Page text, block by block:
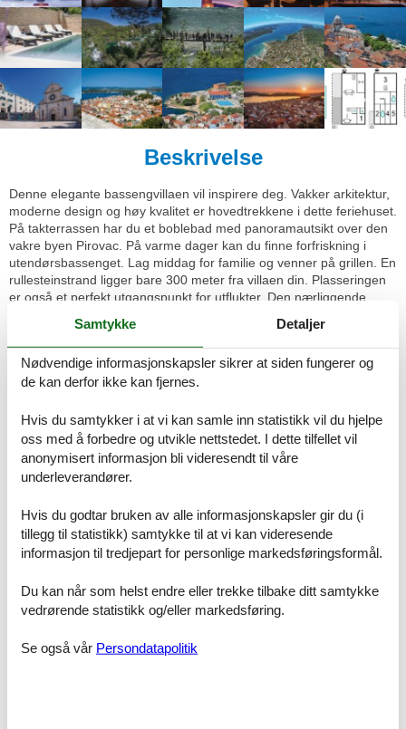
Beskrivelse
Denne elegante bassengvillaen vil inspirere deg. Vakker arkitektur,
moderne design og høy kvalitet er hovedtrekkene i dette feriehuset.
På takterrassen har du et boblebad med panoramautsikt over den
vakre byen Pirovac. På varme dager kan du finne forfriskning i
utendørsbassenget. Lag middag for familie og venner på grillen. En
rullesteinstrand ligger bare 300 meter fra villaen din. Plasseringen
er også et perfekt utgangspunkt for utflukter. Den nærliggende
skjærgården. Besøk byene Sibenik og Zadar og den nærliggende
livlige byen Vodice.
Romoppsett
Feriebolig
Dobbeltseng
Soverom, 2 personer
Dobbeltseng
Dobbeltseng
Soverom, 2 personer
Soverom, 2 personer
Baderom
Samtykke Detaljer
Nødvendige informasjonskapsler sikrer at siden fungerer og
de kan derfor ikke kan fjernes.
Hvis du samtykker i at vi kan samle inn statistikk vil du hjelpe
oss med å forbedre og utvikle nettstedet. I dette tilfellet vil
anonymisert informasjon bli videresendt til våre
underleverandører.
Hvis du godtar bruken av alle informasjonskapsler gir du (i
tillegg til statistikk) samtykke til at vi kan videresende
informasjon til tredjepart for personlige markedsføringsformål.
Du kan når som helst endre eller trekke tilbake ditt samtykke
vedrørende statistikk og/eller markedsføring.
Se også vår Persondatapolitik